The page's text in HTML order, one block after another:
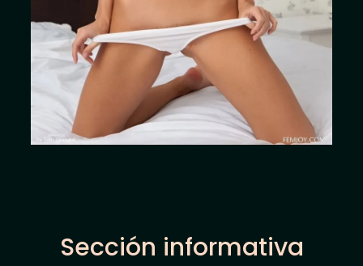
Sección informativa